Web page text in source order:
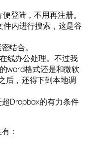
登陆，不用再注册。
件内进行搜索，这是谷
结合。
线办公处理。不过我
word格式还是和微软
后，还得下到本地调
Dropbox的有力条件
：